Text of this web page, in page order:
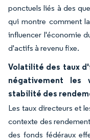
ponctuels liés à des
qui montre comment
influencer l'économie
d'actifs à revenu fixe.
Volatilité des taux
négativement les
stabilité des
Les taux directeurs et
contexte des
des fonds fédéraux